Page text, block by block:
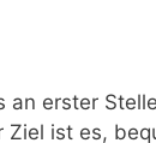
erster
Ziel ist es,